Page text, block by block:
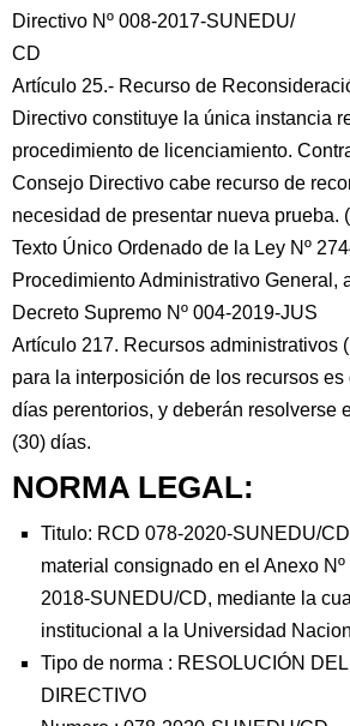
Directivo Nº 008-2017-SUNEDU/
CD
Artículo 25.- Recurso de
Directivo constituye la única instancia
procedimiento de licenciamiento.
Consejo Directivo cabe recurso de
necesidad de presentar nueva prueba.
Texto Único Ordenado de la Ley Nº
Procedimiento Administrativo General,
Decreto Supremo Nº 004-2019-JUS
Artículo 217. Recursos administrativos
para la interposición de los recursos es
días perentorios, y deberán resolverse
(30) días.
NORMA LEGAL:
Titulo: RCD 078-2020-SUNEDU/
material consignado en el Anexo Nº
2018-SUNEDU/CD, mediante la
institucional a la Universidad
Tipo de norma : RESOLUCIÓN
DIRECTIVO